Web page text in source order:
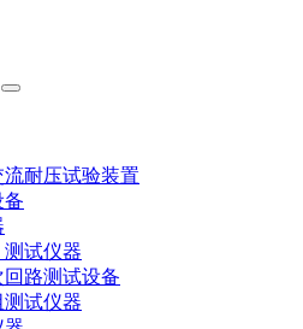
耐压试验装置
备
测试仪器
路测试设备
试仪器